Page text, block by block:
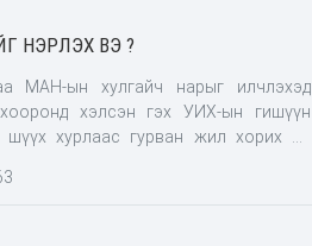
уул уурхай болон борлуулалтын
талаар хэлж байсан. Гүтгэлгийн
НЭРЛЭХ ВЭ ?
МАН-ын хулгайч нарыг илчлэхэд
хэлсэн гэх УИХ-ын гишүүн
шүүх хурлаас гурван жил хорих ял
Экс гишүүнтэй хамт Б.Ганхуяг,
нарын 11 хүнийг албан